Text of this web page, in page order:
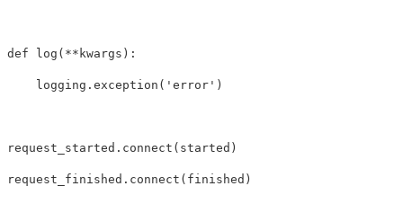
def log(**kwargs):
    logging.exception('error')
request_started.connect(started)
request_finished.connect(finished)